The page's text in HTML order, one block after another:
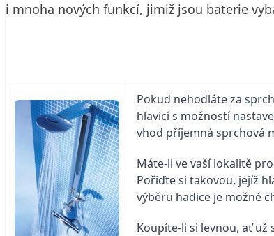
i mnoha nových funkcí, jimiž jsou baterie
Pokud nehodláte za
hlavicí s možností
vhod příjemná sprchová
Máte-li ve vaší lokalitě
Pořiďte si takovou, jejíž
výběru hadice je možné
Koupíte-li si levnou, ať